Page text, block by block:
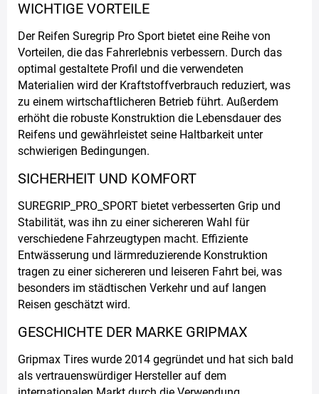
WICHTIGE VORTEILE
Der Reifen Suregrip Pro Sport bietet eine Reihe von
Vorteilen, die das Fahrerlebnis verbessern. Durch das
optimal gestaltete Profil und die verwendeten
Materialien wird der Kraftstoffverbrauch reduziert, was
zu einem wirtschaftlicheren Betrieb führt. Außerdem
erhöht die robuste Konstruktion die Lebensdauer des
Reifens und gewährleistet seine Haltbarkeit unter
schwierigen Bedingungen.
SICHERHEIT UND KOMFORT
SUREGRIP_PRO_SPORT bietet verbesserten Grip und
Stabilität, was ihn zu einer sichereren Wahl für
verschiedene Fahrzeugtypen macht. Effiziente
Entwässerung und lärmreduzierende Konstruktion
tragen zu einer sichereren und leiseren Fahrt bei, was
besonders im städtischen Verkehr und auf langen
Reisen geschätzt wird.
GESCHICHTE DER MARKE GRIPMAX
Gripmax Tires wurde 2014 gegründet und hat sich bald
als vertrauenswürdiger Hersteller auf dem